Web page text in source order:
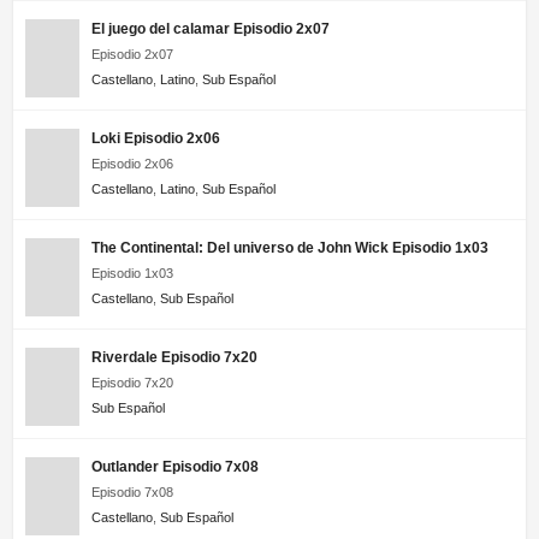
Temporada 3 Episodio 1
Temporada 2 Episodio 13
Unbreakable Kimmy Schmidt 2×12 HD Online
Temporada 2 Episodio 12
Unbreakable Kimmy Schmidt 2×11 HD Online
Temporada 2 Episodio 11
Unbreakable Kimmy Schmidt 2×10 HD Online
Temporada 2 Episodio 10
Unbreakable Kimmy Schmidt 2×09 HD Online
Temporada 2 Episodio 9
Unbreakable Kimmy Schmidt 2×08 HD Online
Temporada 2 Episodio 8
Unbreakable Kimmy Schmidt 2×07 HD Online
El juego del calamar Episodio 2x07
Episodio 2x07
Castellano Latino Sub Español
Loki Episodio 2x06
Episodio 2x06
Castellano Latino Sub Español
The Continental: Del universo de John Wick Episodio 1x03
Episodio 1x03
Castellano Sub Español
Riverdale Episodio 7x20
Episodio 7x20
Sub Español
Outlander Episodio 7x08
Episodio 7x08
Castellano Sub Español